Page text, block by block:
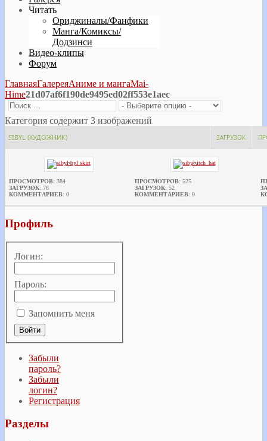
Читать
Ориджиналы/Фанфики
Манга/Комиксы/
Додзинси
Видео-клипы
Форум
ГлавнаяГалереяАниме и мангаMai-
Hime21d07af6f190de9495ed02ff553e1aec
Категория содержит 3 изображений
SIBYL (ХУДОЖНИК) ЗАГРУЗОК
ПРОСМОТРОВ: 384
ЗАГРУЗОК: 76
КОММЕНТАРИЕВ: 0
ПРОСМОТРОВ: 525
ЗАГРУЗОК: 52
КОММЕНТАРИЕВ: 0
Профиль
Логин:
Пароль:
Запомнить меня
Забыли
пароль?
Забыли
логин?
Регистрация
Разделы